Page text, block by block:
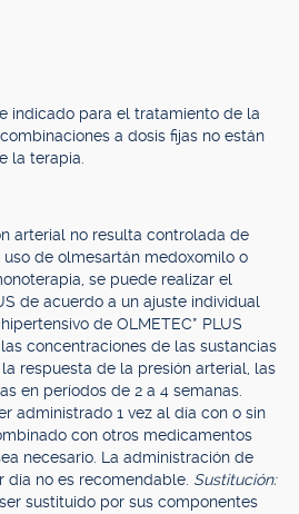
indicado para el tratamiento de la
a dosis fijas no están
la terapia.
arterial no resulta controlada de
de olmesartán medoxomilo o
se puede realizar el
de acuerdo a un ajuste individual
de OLMETEC* PLUS
concentraciones de las sustancias
respuesta de la presión arterial, las
en períodos de 2 a 4 semanas.
administrado 1 vez al día con o sin
con otros medicamentos
necesario. La administración de
día no es recomendable. Sustitución:
sustituido por sus componentes